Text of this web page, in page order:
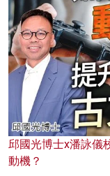
邱國光博士x潘詠儀
動機？